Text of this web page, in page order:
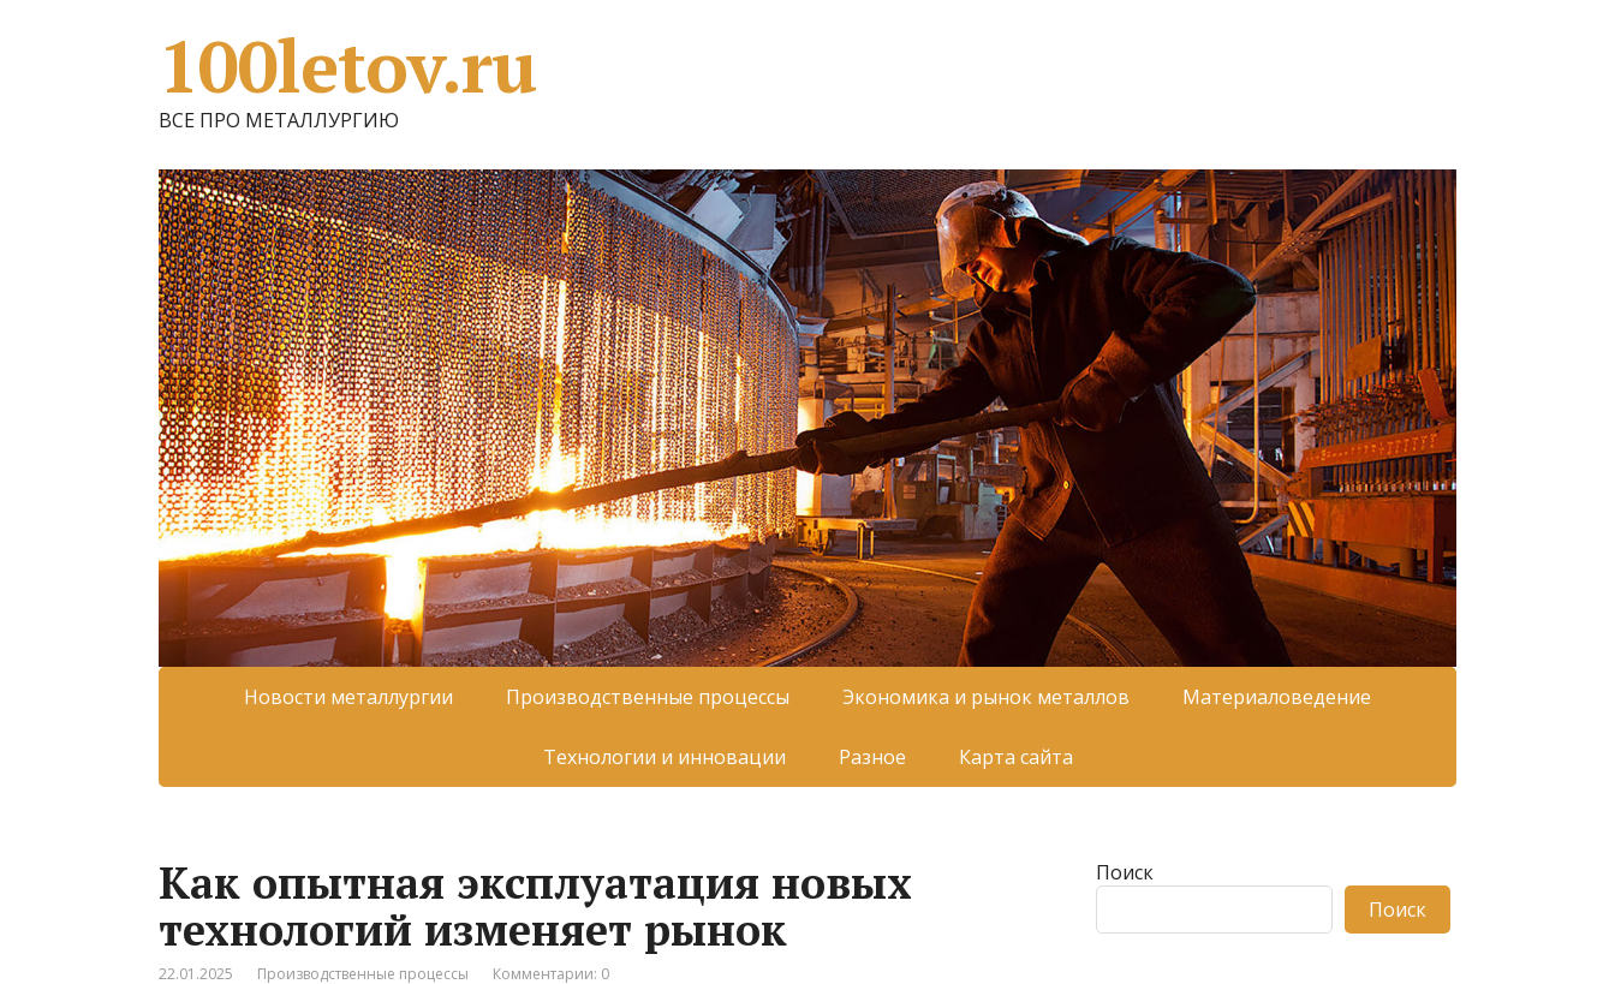
100letov.ru
ВСЕ ПРО МЕТАЛЛУРГИЮ
Новости металлургии Производственные процессы Экономика и рынок металлов Материаловедение
Технологии и инновации Разное Карта сайта
Как опытная эксплуатация новых
технологий изменяет рынок
22.01.2025 Производственные процессы Комментарии: 0
Поиск
Поиск